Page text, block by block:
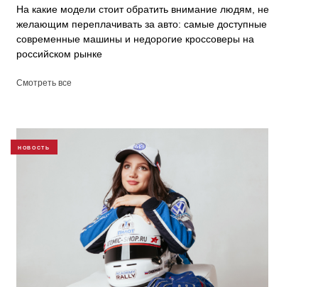
На какие модели стоит обратить внимание людям, не
желающим переплачивать за авто: самые доступные
современные машины и недорогие кроссоверы на
российском рынке
Смотреть все
НОВОСТЬ